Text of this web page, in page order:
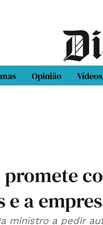
Opinião Vídeos
promete
e a
ministro a pedir